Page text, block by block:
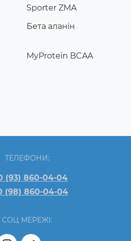
Sporter ZMA
Бета аланін
MyProtein BCAA
ТЕЛЕФОНИ:
(93) 860-04-04
(98) 860-04-04
СОЦ МЕРЕЖІ: